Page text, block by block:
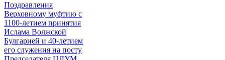
Поздравления
Верховному муфтию с
1100-летием принятия
Ислама Волжской
Булгарией и 40-летием
его служения на посту